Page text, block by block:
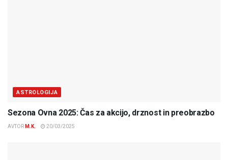
ASTROLOGIJA
Sezona Ovna 2025: Čas za akcijo, drznost in preobrazbo
AVTOR M.K. 20/03/2025